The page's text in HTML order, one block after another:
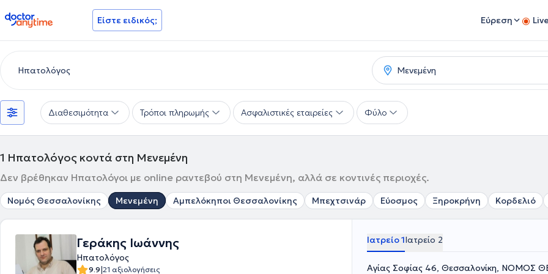
doctoranytime Είστε ειδικός; Εύρεση
Διαθεσιμότητα Τρόποι πληρωμής Ασφαλιστικές εταιρείες Φύλο
1 Ηπατολόγος κοντά στη Μενεμένη
Δεν βρέθηκαν Ηπατολόγοι με online ραντεβού στη Μενεμένη, αλλά σε κοντινές περιοχές.
Νομός Θεσσαλονίκης Μενεμένη Αμπελόκηποι Θεσσαλονίκης Μπεχτσινάρ Εύοσμος Ξηροκρήνη Κορδελιό
Γεράκης Ιωάννης
Ηπατολόγος
9.9|21 αξιολογήσεις
Ιατρείο 1Ιατρείο 2
Αγίας Σοφίας 46, Θεσσαλονίκη, ΝΟΜΟΣ